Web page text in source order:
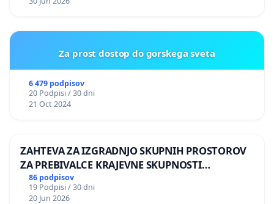
Za prost dostop do gorskega sveta
6 479 podpisov
20 Podpisi / 30 dni
21 Oct 2024
ZAHTEVA ZA IZGRADNJO SKUPNIH PROSTOROV
ZA PREBIVALCE KRAJEVNE SKUPNOSTI
PRESTRANEK
86 podpisov
19 Podpisi / 30 dni
20 Jun 2026